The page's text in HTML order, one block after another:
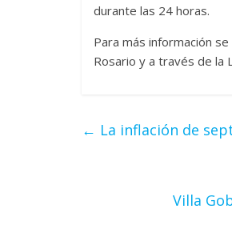
durante las 24 horas.
Para más información
Rosario y a través de la
← La inflación de
Villa